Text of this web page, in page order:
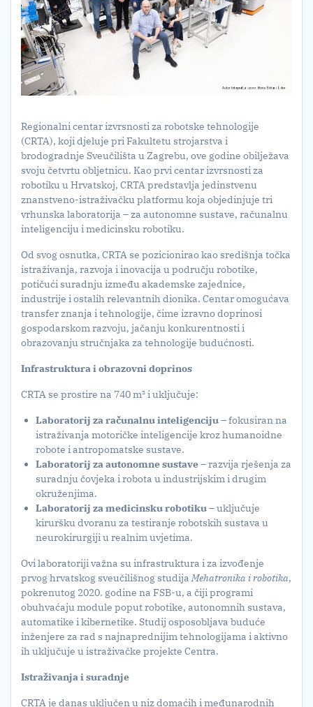
Regionalni centar izvrsnosti za robotske tehnologije
(CRTA), koji djeluje pri Fakultetu strojarstva i
brodogradnje Sveučilišta u Zagrebu, ove godine obilježava
svoju četvrtu obljetnicu. Kao prvi centar izvrsnosti za
robotiku u Hrvatskoj, CRTA predstavlja jedinstvenu
znanstveno-istraživačku platformu koja objedinjuje tri
vrhunska laboratorija – za autonomne sustave, računalnu
inteligenciju i medicinsku robotiku.
Od svog osnutka, CRTA se pozicionirao kao središnja točka
istraživanja, razvoja i inovacija u području robotike,
potičući suradnju između akademske zajednice,
industrije i ostalih relevantnih dionika. Centar omogućava
transfer znanja i tehnologije, čime izravno doprinosi
gospodarskom razvoju, jačanju konkurentnosti i
obrazovanju stručnjaka za tehnologije budućnosti.
Infrastruktura i obrazovni doprinos
CRTA se prostire na 740 m² i uključuje:
Laboratorij za računalnu inteligenciju– fokusiran na
istraživanja motoričke inteligencije kroz humanoidne
robote i antropomatske sustave.
Laboratorij za autonomne sustave– razvija rješenja za
suradnju čovjeka i robota u industrijskim i drugim
okruženjima.
Laboratorij za medicinsku robotiku– uključuje
kiruršku dvoranu za testiranje robotskih sustava u
neurokirurgiji u realnim uvjetima.
Ovi laboratoriji važna su infrastruktura i za izvođenje
prvog hrvatskog sveučilišnog studijaMehatronika i robotika,
pokrenutog 2020. godine na FSB-u, a čiji programi
obuhvaćaju module poput robotike, autonomnih sustava,
automatike i kibernetike. Studij osposobljava buduće
inženjere za rad s najnaprednijim tehnologijama i aktivno
ih uključuje u istraživačke projekte Centra.
Istraživanja i suradnje
CRTA je danas uključen u niz domaćih i međunarodnih